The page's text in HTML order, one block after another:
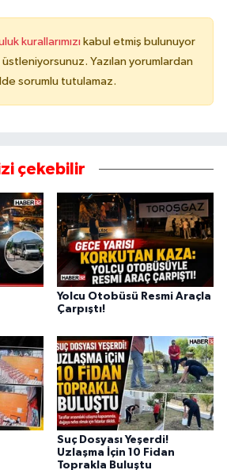
kurallarımızı kabul etmiş bulunuyor
Yazılan yorumlardan
sorumlu tutulamaz.
çekebilir
Yolcu Otobüsü Resmi Araçla
Çarpıştı!
Suç Dosyası Yeşerdi!
Uzlaşma İçin 10 Fidan
Toprakla Buluştu